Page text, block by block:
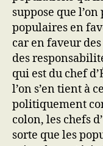
suppose que
populaires en
car en faveur
des
qui est du chef
l’on s’en tient à
politiquement
colon, les chefs
sorte que les